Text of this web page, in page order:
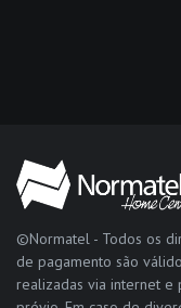
©Normatel - Todos os
de pagamento são
realizadas via internet